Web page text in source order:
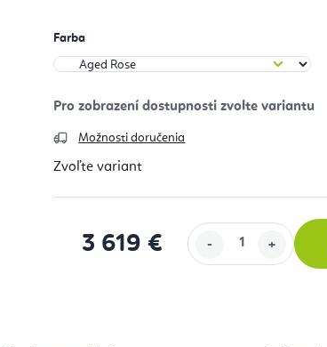
Farba
Možnosti doručenia
Zvoľte variant
3 619 €